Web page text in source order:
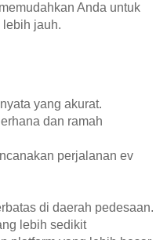
Anda untuk
jauh.
yang akurat.
dan ramah
perjalanan ev
di daerah pedesaan.
lebih sedikit